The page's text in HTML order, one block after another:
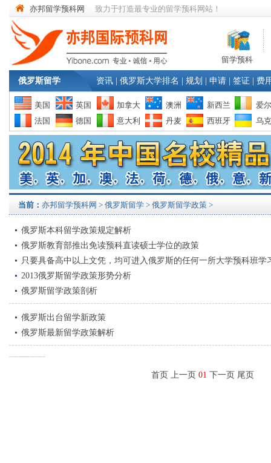
亦邦留学预科网 致力于打造最专业的留学预科网站！
留学预科
俄罗斯留学 资讯 俄罗斯大学排名 规划 申请 签证 费
美国 英国 加拿大 澳洲 新西兰
爱
法国
德国 意大利 丹麦 西班牙 乌
当前： 亦邦留学预科网 > 俄罗斯留学 > 俄罗斯留学政策 >
俄罗斯本科留学政策规定解析
俄罗斯教育部推出免读预科直读硕士学位的政策
只要具备高中以上文凭，均可进入俄罗斯的任何一所大学预科班学
2013俄罗斯留学政策形势分析
俄罗斯留学政策剖析
俄罗斯出台留学新政策
俄罗斯最新留学政策解析
首页 上一页 01 下一页 尾页